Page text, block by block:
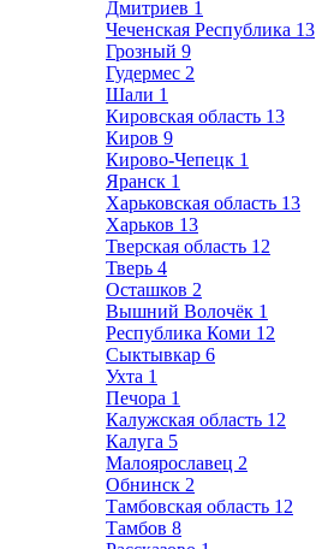
Дмитриев 1
Чеченская Республика 13
Грозный 9
Гудермес 2
Шали 1
Кировская область 13
Киров 9
Кирово-Чепецк 1
Яранск 1
Харьковская область 13
Харьков 13
Тверская область 12
Тверь 4
Осташков 2
Вышний Волочёк 1
Республика Коми 12
Сыктывкар 6
Ухта 1
Печора 1
Калужская область 12
Калуга 5
Малоярославец 2
Обнинск 2
Тамбовская область 12
Тамбов 8